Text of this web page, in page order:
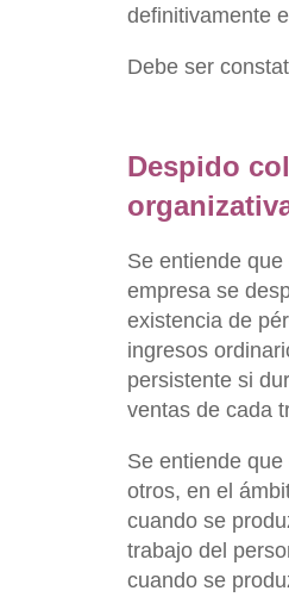
definitivamente
Debe ser
Despido
Se entiende que
empresa se
existencia de
ingresos
persistente si
ventas de cada
Se entiende que
otros, en el
cuando se
trabajo del
cuando se